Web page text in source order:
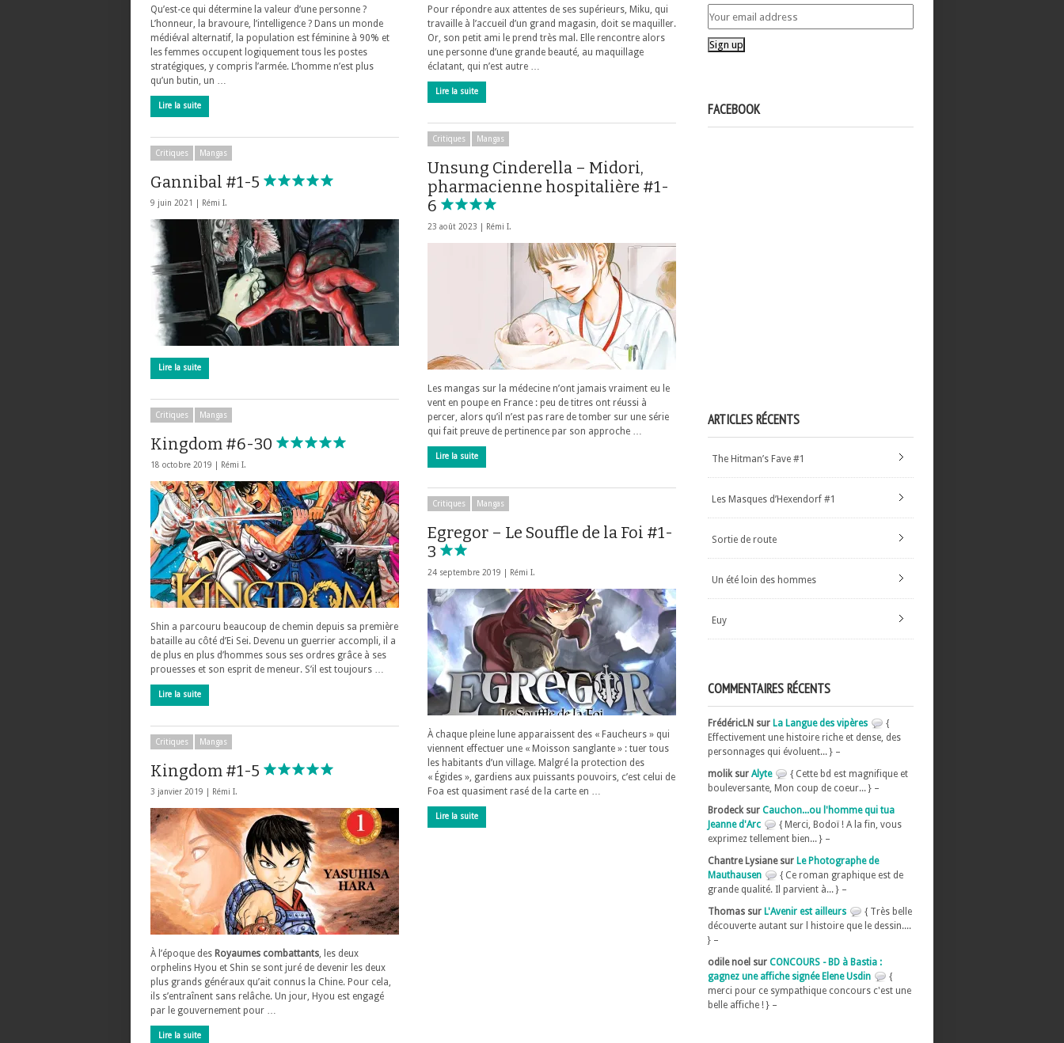
Qu’est-ce qui détermine la valeur d’une personne ?
L’honneur, la bravoure, l’intelligence ? Dans un monde
médiéval alternatif, la population est féminine à 90% et
les femmes occupent logiquement tous les postes
stratégiques, y compris l’armée. L’homme n’est plus
qu’un butin, un …
Lire la suite
Pour répondre aux attentes de ses supérieurs, Miku, qui
travaille à l’accueil d’un grand magasin, doit se maquiller.
Or, son petit ami le prend très mal. Elle rencontre alors
une personne d’une grande beauté, au maquillage
éclatant, qui n’est autre …
Lire la suite
Critiques Mangas
Unsung Cinderella – Midori,
pharmacienne hospitalière #1-
6
23 août 2023 | Rémi I.
Les mangas sur la médecine n’ont jamais vraiment eu le
vent en poupe en France : peu de titres ont réussi à
percer, alors qu’il n’est pas rare de tomber sur une série
qui fait preuve de pertinence par son approche …
Lire la suite
Critiques Mangas
Gannibal #1-5
9 juin 2021 | Rémi I.
Lire la suite
Critiques Mangas
Kingdom #6-30
18 octobre 2019 | Rémi I.
Shin a parcouru beaucoup de chemin depuis sa première
bataille au côté d’Ei Sei. Devenu un guerrier accompli, il a
de plus en plus d’hommes sous ses ordres grâce à ses
prouesses et son esprit de meneur. S’il est toujours …
Lire la suite
Critiques Mangas
Egregor – Le Souffle de la Foi #1-
3
24 septembre 2019 | Rémi I.
À chaque pleine lune apparaissent des « Faucheurs » qui
viennent effectuer une « Moisson sanglante » : tuer tous
les habitants d’un village. Malgré la protection des
« Égides », gardiens aux puissants pouvoirs, c’est celui de
Foa est quasiment rasé de la carte en …
Lire la suite
Critiques Mangas
Kingdom #1-5
3 janvier 2019 | Rémi I.
À l’époque des Royaumes combattants, les deux
orphelins Hyou et Shin se sont juré de devenir les deux
plus grands généraux qu’ait connus la Chine. Pour cela,
ils s’entraînent sans relâche. Un jour, Hyou est engagé
par le gouvernement pour …
Lire la suite
FACEBOOK
ARTICLES RÉCENTS
The Hitman’s Fave #1
Les Masques d’Hexendorf #1
Sortie de route
Un été loin des hommes
Euy
COMMENTAIRES RÉCENTS
FrédéricLN sur La Langue des vipères
{
Effectivement une histoire riche et dense, des
personnages qui évoluent... } –
molik sur Alyte
{ Cette bd est magnifique et
bouleversante, Mon coup de coeur... } –
Brodeck sur Cauchon...ou l'homme qui tua
Jeanne d'Arc
{ Merci, Bodoï ! A la fin, vous
exprimez tellement bien... } –
Chantre Lysiane sur Le Photographe de
Mauthausen
{ Ce roman graphique est de
grande qualité. Il parvient à... } –
Thomas sur L'Avenir est ailleurs
{ Très belle
découverte autant sur l histoire que le dessin....
} –
odile noel sur CONCOURS - BD à Bastia :
gagnez une affiche signée Elene Usdin
{
merci pour ce sympathique concours c'est une
belle affiche ! } –